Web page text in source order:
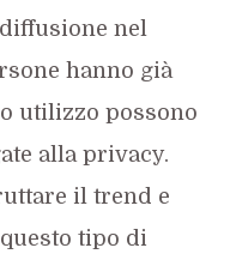
nel
hanno già
utilizzo possono
alla privacy.
il trend e
tipo di